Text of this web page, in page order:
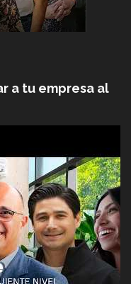
a tu empresa al